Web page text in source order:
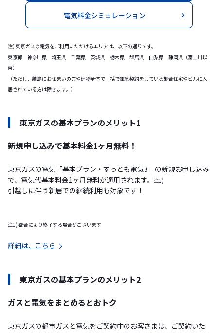
電気料金シミュレーション
注) 東京ガスの電気をご利用いただけるエリアは、以下の通りです。
東京都 神奈川県 埼玉県 千葉県 茨城県 栃木県 群馬県 山梨県 静岡県（富士川以
東）
（ただし、離島にお住まいの方や建物全体で一括で電気契約をしている集合住宅やビルに入
居されている方は除きます。）
東京ガスの基本プランのメリット1
新規申し込みで基本料金1ヶ月無料！
東京ガスの電気「基本プラン・ずっとも電気3」の新規お申し込み
で、電気代基本料金1ヶ月無料が適用されます。 注1)
引越しに伴う新居での継続利用も対象です！
注1) 都合により終了する場合がございます
詳細は、こちら
東京ガスの基本プランのメリット2
ガスと電気をまとめるとおトク
東京ガスの都市ガスと電気をご契約中のお客さまは、ご契約いた